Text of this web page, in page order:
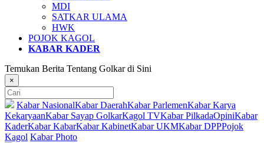
MDI
SATKAR ULAMA
HWK
POJOK KAGOL
KABAR KADER
Temukan Berita Tentang Golkar di Sini
×
Kabar NasionalKabar DaerahKabar ParlemenKabar Karya
KekaryaanKabar Sayap GolkarKagol TVKabar PilkadaOpiniKabar
KaderKabar KabarKabar KabinetKabar UKMKabar DPPPojok
Kagol Kabar Photo